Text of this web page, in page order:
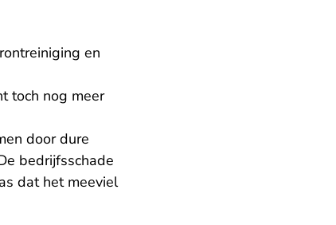
en
toch nog meer
door dure
bedrijfsschade
dat het meeviel